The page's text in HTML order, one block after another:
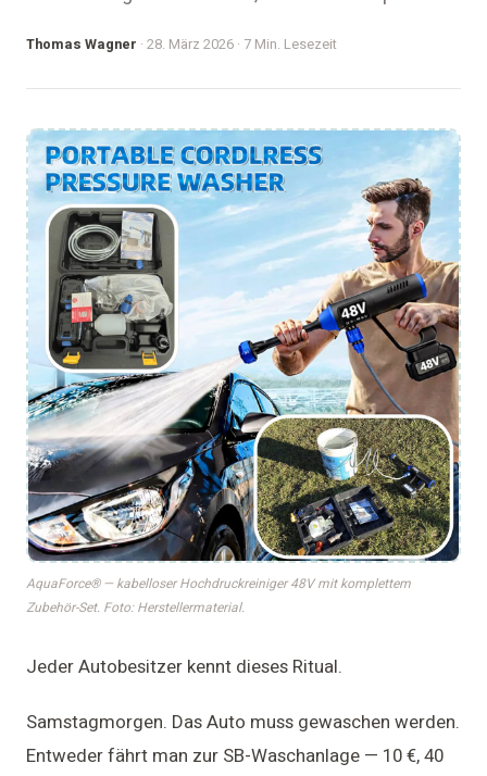
Thomas Wagner · 28. März 2026 · 7 Min. Lesezeit
AquaForce® — kabelloser Hochdruckreiniger 48V mit komplettem
Zubehör-Set. Foto: Herstellermaterial.
Jeder Autobesitzer kennt dieses Ritual.
Samstagmorgen. Das Auto muss gewaschen werden.
Entweder fährt man zur SB-Waschanlage — 10 €, 40